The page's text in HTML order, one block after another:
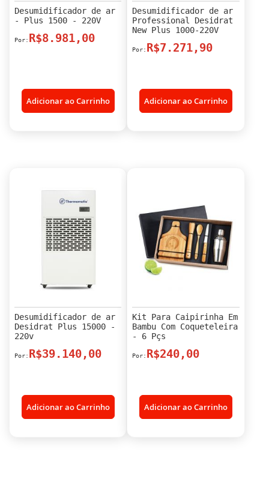
Desumidificador de ar
- Plus 1500 - 220V
R$8.981,00
Adicionar ao Carrinho
Desumidificador de ar
Professional Desidrat
New Plus 1000-220V
R$7.271,90
Adicionar ao Carrinho
Desumidificador de ar
Desidrat Plus 15000 -
220v
R$39.140,00
Adicionar ao Carrinho
Kit Para Caipirinha Em
Bambu Com Coqueteleira
- 6 Pçs
R$240,00
Adicionar ao Carrinho